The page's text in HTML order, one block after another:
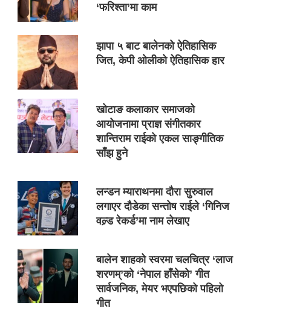
‘फरिश्ता’मा काम
झापा ५ बाट बालेनको ऐतिहासिक
जित, केपी ओलीको ऐतिहासिक हार
खोटाङ कलाकार समाजको
आयोजनामा प्राज्ञ संगीतकार
शान्तिराम राईको एकल साङ्गीतिक
साँझ हुने
लन्डन म्याराथनमा दौरा सुरुवाल
लगाएर दौडेका सन्तोष राईले ‘गिनिज
वल्र्ड रेकर्ड’मा नाम लेखाए
बालेन शाहको स्वरमा चलचित्र ‘लाज
शरणम्’को ‘नेपाल हाँसेको’ गीत
सार्वजनिक, मेयर भएपछिको पहिलो
गीत